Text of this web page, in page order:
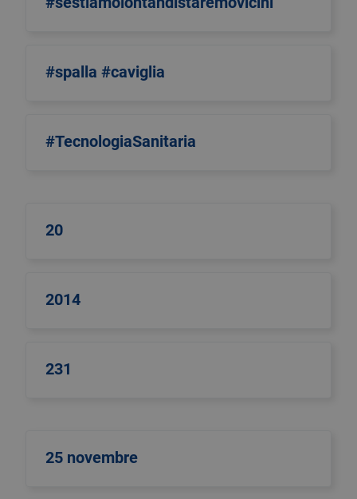
#spalla #caviglia
#TecnologiaSanitaria
20
2014
231
25 novembre